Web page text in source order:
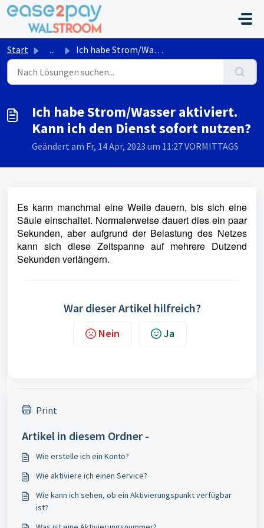
Zum hauptsächlichen Inhalt gehen
Start ... Ich habe Strom/Wasser aktiviert. Kann ich den Dienst sofo...
Ich habe Strom/Wasser aktiviert.
Kann ich den Dienst sofort nutzen?
Geändert am Fr, 14 Apr, 2023 um 11:27 VORMITTAGS
Es kann manchmal eine Weile dauern, bis sich eine
Säule einschaltet. Normalerweise dauert dies ein paar
Sekunden, aber aufgrund der Belastung des Netzes
kann sich diese Zeitspanne auf mehrere Dutzend
Sekunden verlängern.
War dieser Artikel hilfreich?
Nein Ja
Print
Artikel in diesem Ordner -
Wie erstelle ich ein Konto?
Wie aktiviere ich einen Service?
Wie kann ich sehen, ob ein Aktivierungspunkt verfügbar
ist?